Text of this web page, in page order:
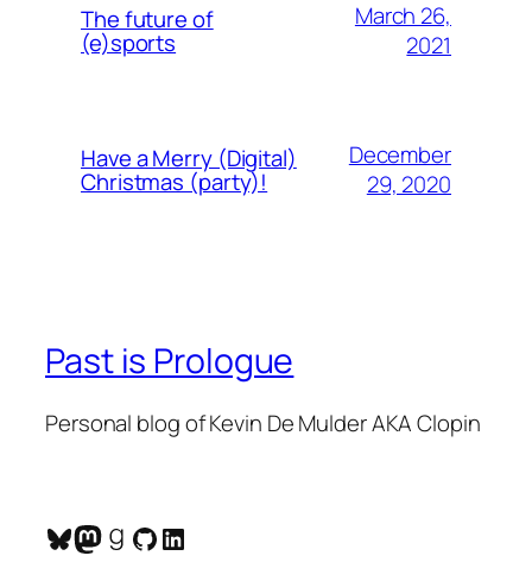
The future of
(e)sports
March 26,
2021
Have a Merry (Digital)
Christmas (party)!
December
29, 2020
Past is Prologue
Personal blog of Kevin De Mulder AKA Clopin
Bluesky
Mastodon
Goodreads
GitHub
LinkedIn